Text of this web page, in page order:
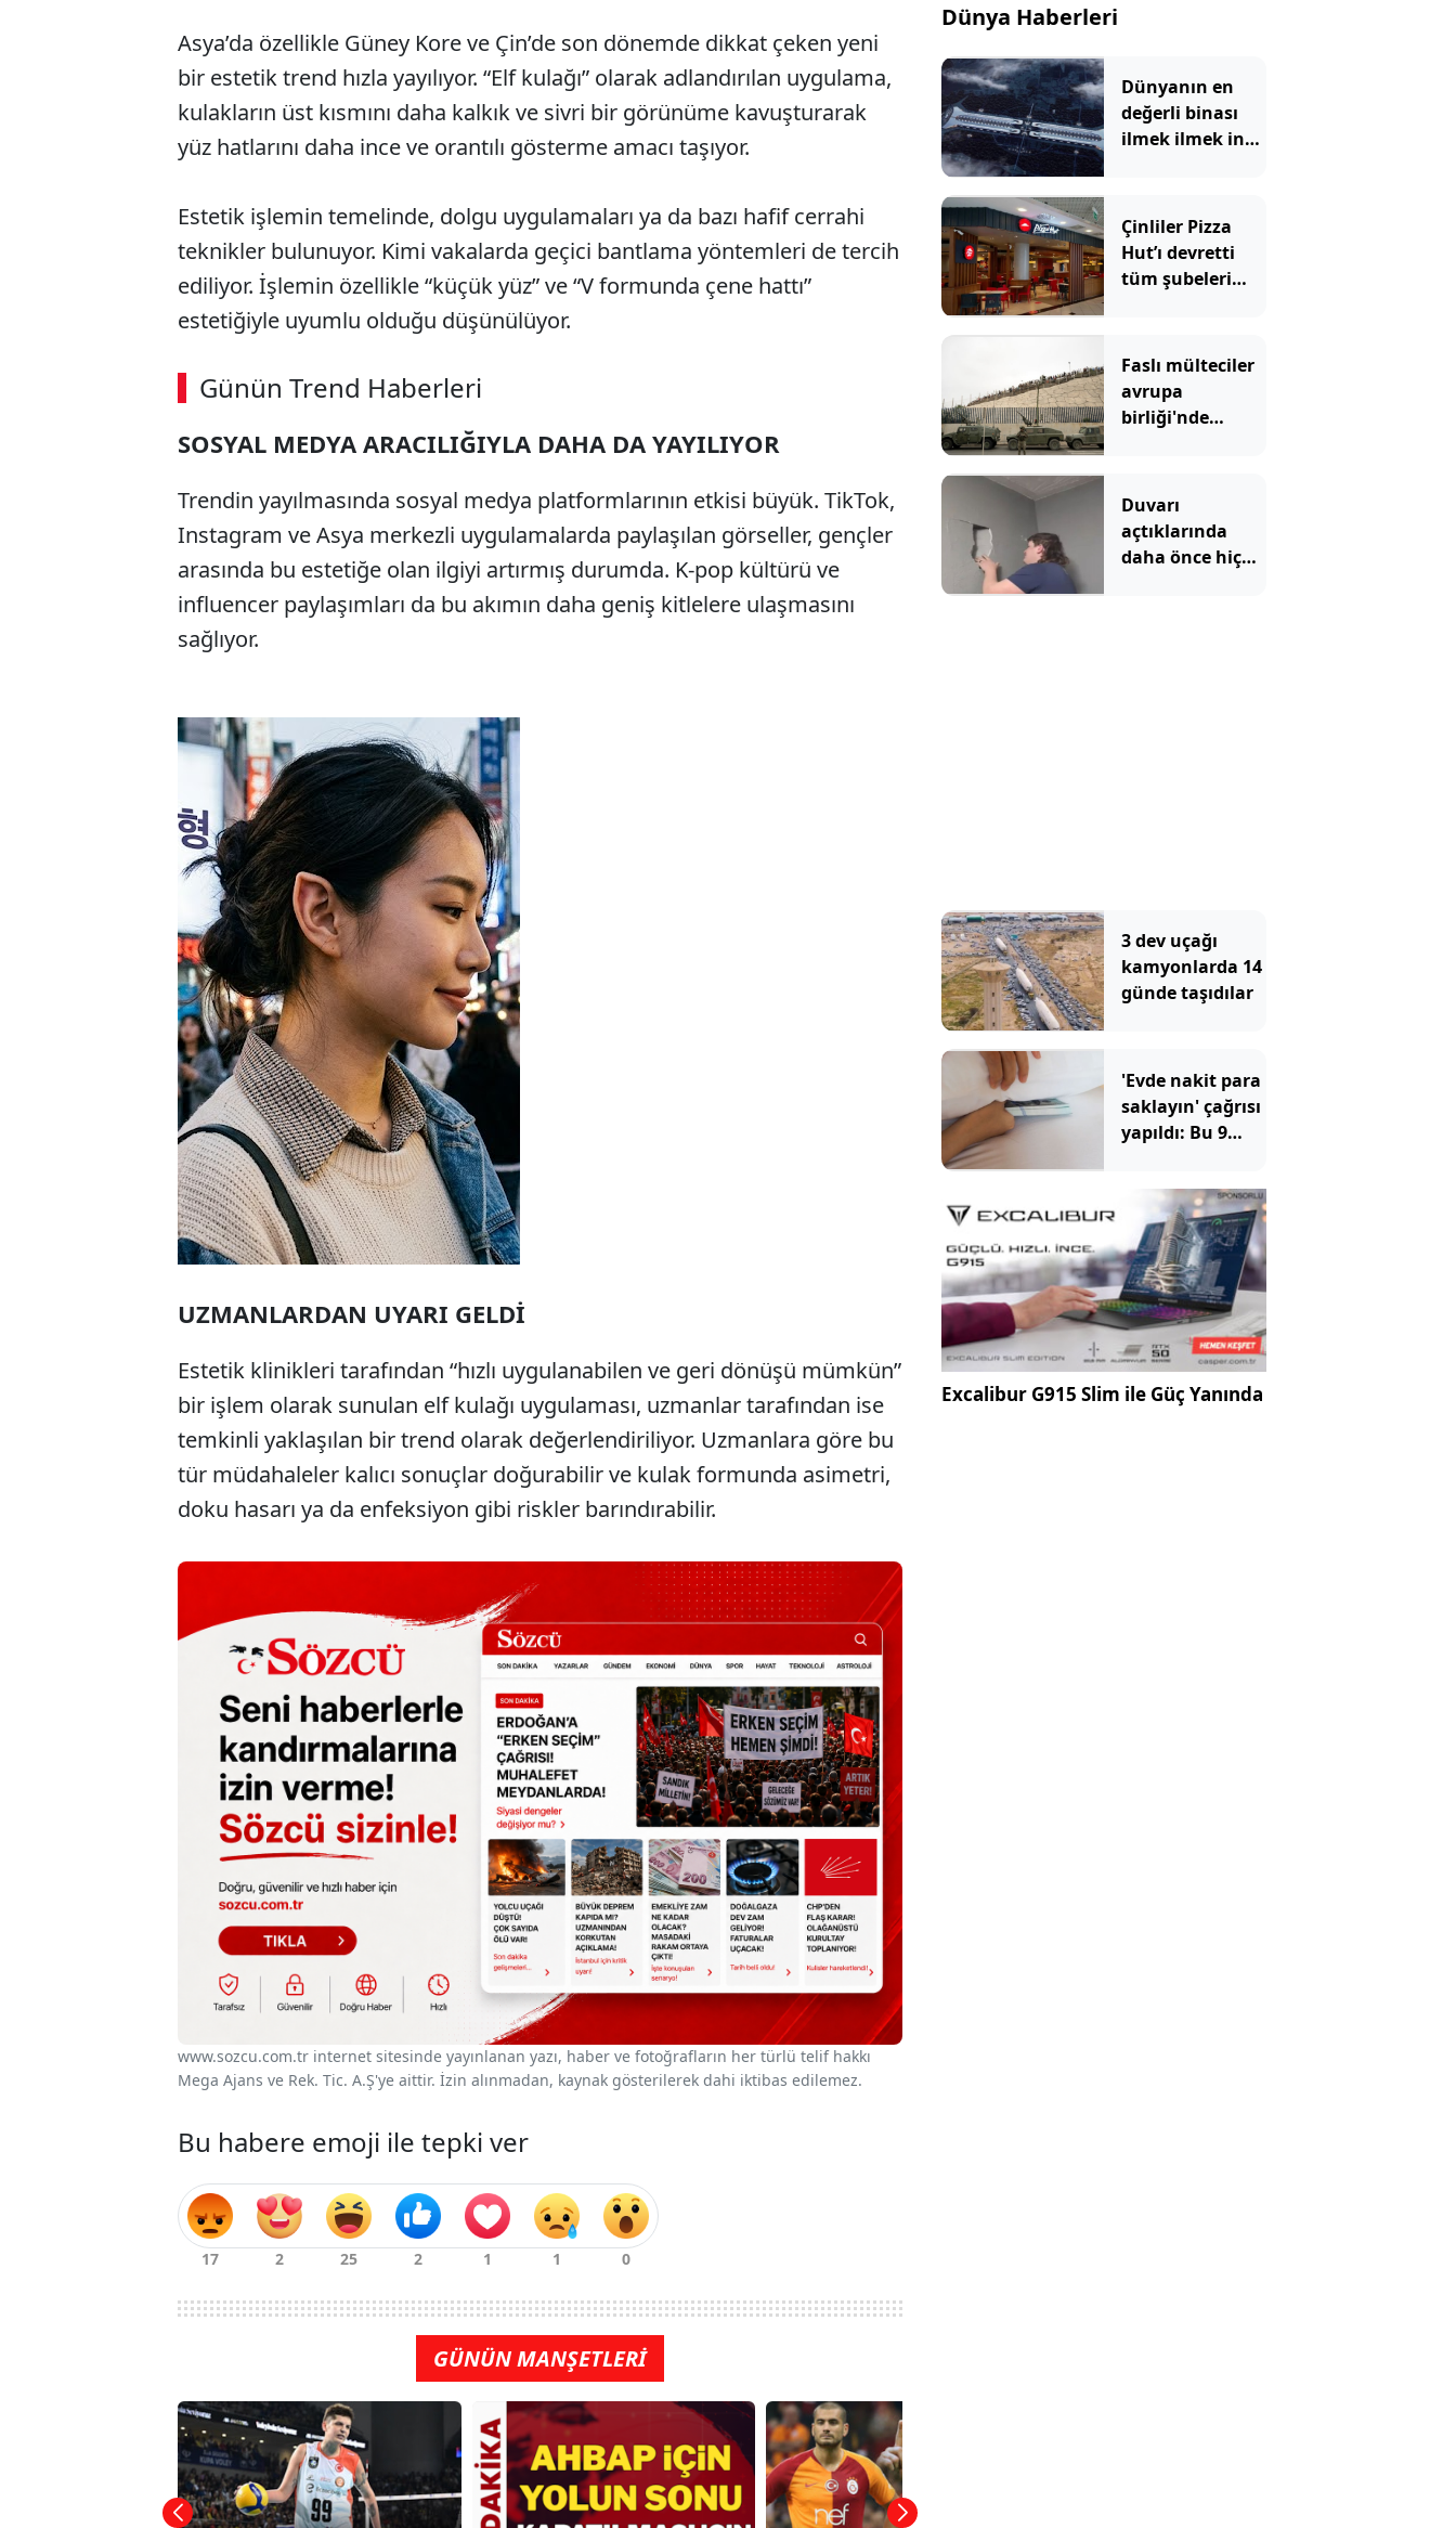
Asya’da özellikle Güney Kore ve Çin’de son dönemde dikkat çeken yeni
bir estetik trend hızla yayılıyor. “Elf kulağı” olarak adlandırılan uygulama,
kulakların üst kısmını daha kalkık ve sivri bir görünüme kavuşturarak
yüz hatlarını daha ince ve orantılı gösterme amacı taşıyor.
Estetik işlemin temelinde, dolgu uygulamaları ya da bazı hafif cerrahi
teknikler bulunuyor. Kimi vakalarda geçici bantlama yöntemleri de tercih
ediliyor. İşlemin özellikle “küçük yüz” ve “V formunda çene hattı”
estetiğiyle uyumlu olduğu düşünülüyor.
Günün Trend Haberleri
SOSYAL MEDYA ARACILIĞIYLA DAHA DA YAYILIYOR
Trendin yayılmasında sosyal medya platformlarının etkisi büyük. TikTok,
Instagram ve Asya merkezli uygulamalarda paylaşılan görseller, gençler
arasında bu estetiğe olan ilgiyi artırmış durumda. K-pop kültürü ve
influencer paylaşımları da bu akımın daha geniş kitlelere ulaşmasını
sağlıyor.
UZMANLARDAN UYARI GELDİ
Estetik klinikleri tarafından “hızlı uygulanabilen ve geri dönüşü mümkün”
bir işlem olarak sunulan elf kulağı uygulaması, uzmanlar tarafından ise
temkinli yaklaşılan bir trend olarak değerlendiriliyor. Uzmanlara göre bu
tür müdahaleler kalıcı sonuçlar doğurabilir ve kulak formunda asimetri,
doku hasarı ya da enfeksiyon gibi riskler barındırabilir.
www.sozcu.com.tr internet sitesinde yayınlanan yazı, haber ve fotoğrafların her türlü telif hakkı
Mega Ajans ve Rek. Tic. A.Ş'ye aittir. İzin alınmadan, kaynak gösterilerek dahi iktibas edilemez.
Bu habere emoji ile tepki ver
GÜNÜN MANŞETLERİ
Dünya Haberleri
Dünyanın en
değerli binası
ilmek ilmek inşa
Çinliler Pizza
Hut’ı devretti
tüm şubeleri
Faslı mülteciler
avrupa
birliği'nde
sınırlarını
kapatan
İtalya'ya
Duvarı
açtıklarında
daha önce hiç
3 dev uçağı
kamyonlarda 14
günde taşıdılar
'Evde nakit para
saklayın' çağrısı
yapıldı: Bu 9
koymayın
Excalibur G915 Slim ile Güç Yanında